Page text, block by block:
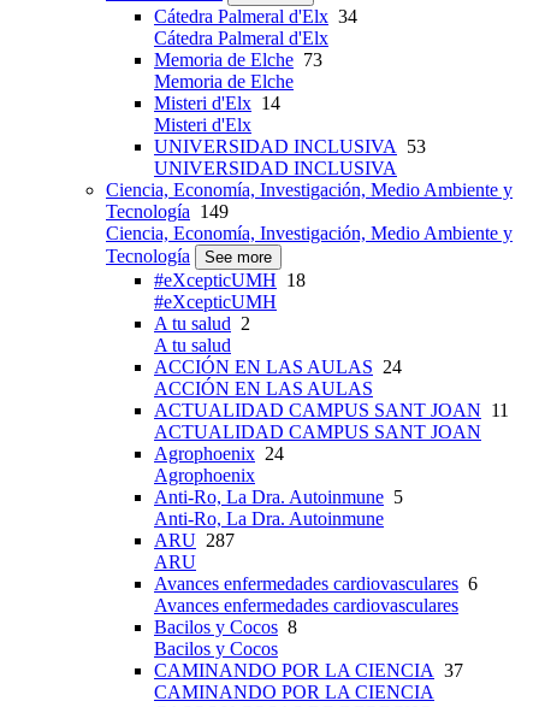
Cátedra Palmeral d'Elx 34
Cátedra Palmeral d'Elx
Memoria de Elche 73
Memoria de Elche
Misteri d'Elx 14
Misteri d'Elx
UNIVERSIDAD INCLUSIVA
53
UNIVERSIDAD INCLUSIVA
Ciencia, Economía, Investigación, Medio Ambiente y
Tecnología 149
Ciencia, Economía, Investigación, Medio Ambiente y
Tecnología
See more
#eXcepticUMH 18
#eXcepticUMH
A tu salud 2
A tu salud
ACCIÓN EN LAS AULAS 24
ACCIÓN EN LAS AULAS
ACTUALIDAD CAMPUS SANT JOAN 11
ACTUALIDAD CAMPUS SANT JOAN
Agrophoenix 24
Agrophoenix
Anti-Ro, La Dra. Autoinmune 5
Anti-Ro, La Dra. Autoinmune
ARU 287
ARU
Avances enfermedades cardiovasculares 6
Avances enfermedades cardiovasculares
Bacilos y Cocos 8
Bacilos y Cocos
CAMINANDO POR LA CIENCIA 37
CAMINANDO POR LA CIENCIA